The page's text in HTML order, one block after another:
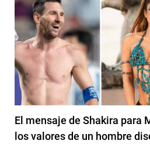
El mensaje de Shakira para
los valores de un hombre